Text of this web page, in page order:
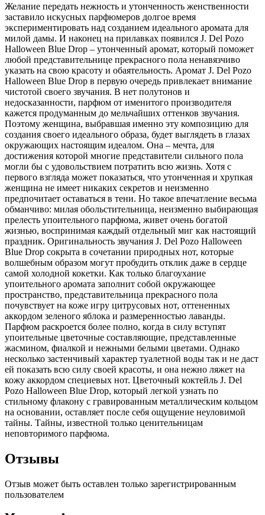
Желание передать нежность и утонченность женственности
заставило искусных парфюмеров долгое время
экспериментировать над созданием идеального аромата для
милой дамы. И наконец на прилавках появился J. Del Pozo
Halloween Blue Drop – утонченный аромат, который поможет
любой представительнице прекрасного пола ненавязчиво
указать на свою красоту и обаятельность. Аромат J. Del Pozo
Halloween Blue Drop в первую очередь привлекает внимание
чистотой своего звучания. В нет полутонов и
недосказанности, парфюм от именитого производителя
кажется продуманным до мельчайших оттенков звучания.
Поэтому женщина, выбравшая именно эту композицию для
создания своего идеального образа, будет выглядеть в глазах
окружающих настоящим идеалом. Она – мечта, для
достижения которой многие представители сильного пола
могли бы с удовольствием потратить всю жизнь. Хотя с
первого взгляда может показаться, что утонченная и хрупкая
женщина не имеет никаких секретов и неизменно
предпочитает оставаться в тени. Но такое впечатление весьма
обманчиво: милая обольстительница, неизменно выбирающая
прелесть упоительного парфюма, живет очень богатой
жизнью, воспринимая каждый отдельный миг как настоящий
праздник. Оригинальность звучания J. Del Pozo Halloween
Blue Drop сокрыта в сочетании природных нот, которые
волшебным образом могут пробудить отклик даже в сердце
самой холодной кокетки. Как только благоухание
упоительного аромата заполнит собой окружающее
пространство, представительница прекрасного пола
почувствует на коже игру цитрусовых нот, оттененных
аккордом зеленого яблока и размеренностью лаванды.
Парфюм раскроется более полно, когда в силу вступят
упоительные цветочные составляющие, представленные
жасмином, фиалкой и нежными белыми цветами. Однако
несколько застенчивый характер туалетной воды так и не даст
ей показать всю силу своей красоты, и она нежно ляжет на
кожу аккордом специевых нот. Цветочный коктейль J. Del
Pozo Halloween Blue Drop, который легкой узнать по
стильному флакону с гравированным металлическим кольцом
на основании, оставляет после себя ощущение неуловимой
тайны. Тайны, известной только ценительницам
неповторимого парфюма.
Отзывы
Отзыв может быть оставлен только зарегистрированным
пользователем